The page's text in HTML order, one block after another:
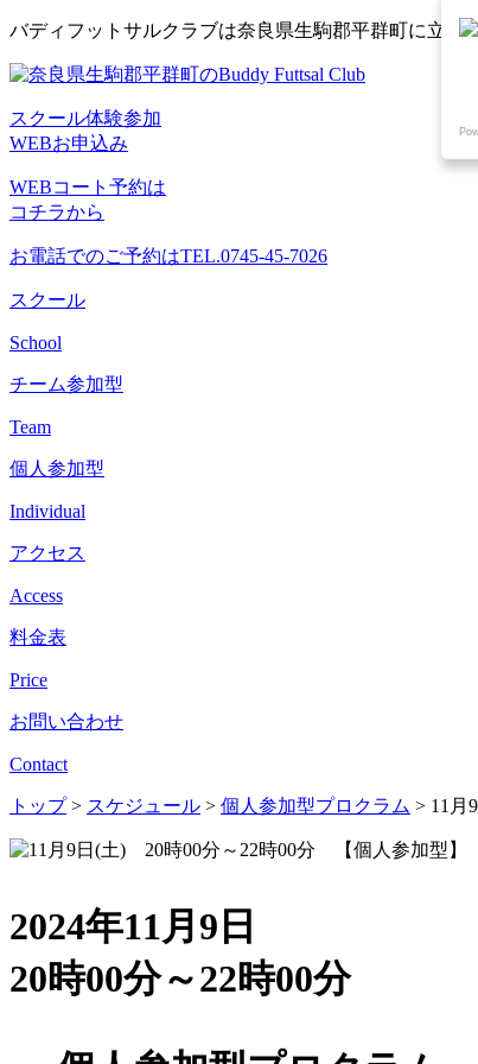
コ
テ
ツ
へ
ス
キ
プ
バディフットサルクラブは奈良県生駒郡平群町に立地
スクール体験参加
WEBお申込み
WEBコート予約は
コチラから
お電話でのご予約はTEL.0745-45-7026
スクール
School
チーム参加型
Team
個人参加型
Individual
アクセス
Access
料金表
Price
お問い合わせ
Contact
トップ> スケジュール > 個人参加型プロクラム > 11月
2024年11月9日
20時00分～22時00分